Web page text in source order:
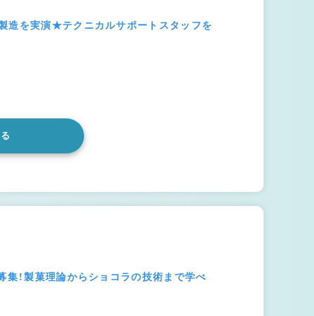
造を実演★テクニカルサポートスタッフを
！製菓理論からショコラの技術まで学べ